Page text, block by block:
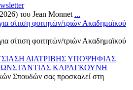
του Jean Monnet ...
σίτιση φοιτητών/τριών Ακαδημαϊκού
σίτιση φοιτητών/τριών Ακαδημαϊκού
ΔΙΑΤΡΙΒΗΣ ΥΠΟΨΗΦΙΑΣ
ΚΑΡΑΓΚΟΥΝΗ
Σπουδών σας προσκαλεί στη